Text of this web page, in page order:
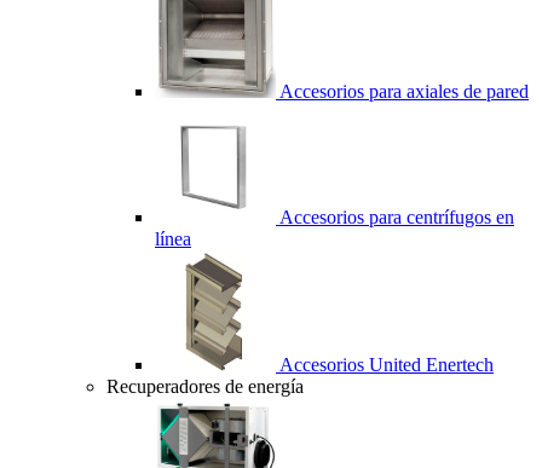
Accesorios para axiales de pared
Accesorios para centrífugos en
línea
Accesorios United Enertech
Recuperadores de energía